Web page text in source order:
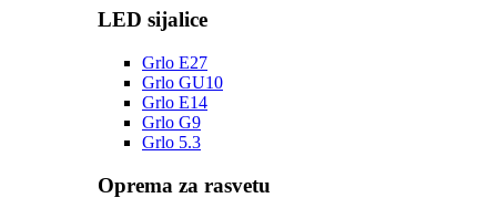
LED sijalice
Grlo E27
Grlo GU10
Grlo E14
Grlo G9
Grlo 5.3
Oprema za rasvetu